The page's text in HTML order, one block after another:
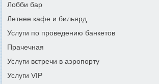
Лобби бар
Летнее кафе и бильярд
Услуги по проведению банкетов
Прачечная
Услуги встречи в аэропорту
Услуги VIP